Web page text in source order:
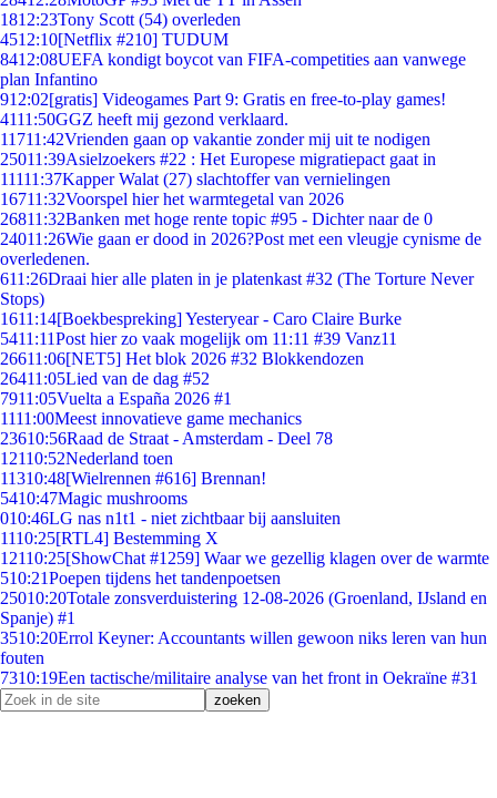
1812:23Tony Scott (54) overleden
4512:10[Netflix #210] TUDUM
8412:08UEFA kondigt boycot van FIFA-competities aan vanwege
plan Infantino
912:02[gratis] Videogames Part 9: Gratis en free-to-play games!
4111:50GGZ heeft mij gezond verklaard.
11711:42Vrienden gaan op vakantie zonder mij uit te nodigen
25011:39Asielzoekers #22 : Het Europese migratiepact gaat in
11111:37Kapper Walat (27) slachtoffer van vernielingen
16711:32Voorspel hier het warmtegetal van 2026
26811:32Banken met hoge rente topic #95 - Dichter naar de 0
24011:26Wie gaan er dood in 2026?Post met een vleugje cynisme de
overledenen.
611:26Draai hier alle platen in je platenkast #32 (The Torture Never
Stops)
1611:14[Boekbespreking] Yesteryear - Caro Claire Burke
5411:11Post hier zo vaak mogelijk om 11:11 #39 Vanz11
26611:06[NET5] Het blok 2026 #32 Blokkendozen
26411:05Lied van de dag #52
7911:05Vuelta a España 2026 #1
1111:00Meest innovatieve game mechanics
23610:56Raad de Straat - Amsterdam - Deel 78
12110:52Nederland toen
11310:48[Wielrennen #616] Brennan!
5410:47Magic mushrooms
010:46LG nas n1t1 - niet zichtbaar bij aansluiten
1110:25[RTL4] Bestemming X
12110:25[ShowChat #1259] Waar we gezellig klagen over de warmte
510:21Poepen tijdens het tandenpoetsen
25010:20Totale zonsverduistering 12-08-2026 (Groenland, IJsland en
Spanje) #1
3510:20Errol Keyner: Accountants willen gewoon niks leren van hun
fouten
7310:19Een tactische/militaire analyse van het front in Oekraïne #31